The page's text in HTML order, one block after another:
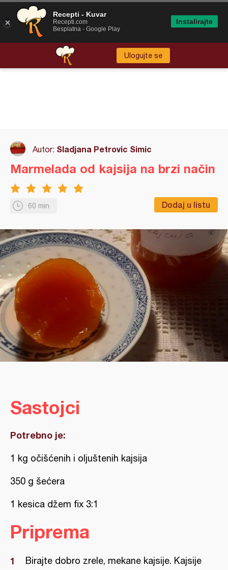
Ulogujte se
Autor: Sladjana Petrovic Simic
60 min Dodaj u listu
Marmelada od kajsija na brzi način
Sastojci
Potrebno je:
1 kg očišćenih i oljuštenih kajsija
350 g šećera
1 kesica džem fix 3:1
Priprema
Birajte dobro zrele, mekane kajsije. Kajsije
Recepti - Kuvar
Recepti.com
Besplatna - Google Play
Instalirajte